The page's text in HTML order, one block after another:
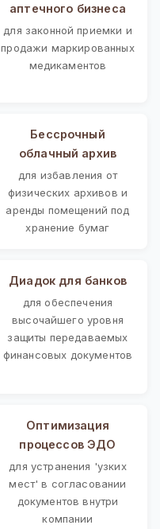
аптечного бизнеса
для законной приемки и
продажи маркированных
медикаментов
Бессрочный
облачный архив
для избавления от
физических архивов и
аренды помещений под
хранение бумаг
Диадок для банков
для обеспечения
высочайшего уровня
защиты передаваемых
финансовых документов
Оптимизация
процессов ЭДО
для устранения 'узких
мест' в согласовании
документов внутри
компании